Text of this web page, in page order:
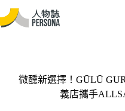
微醺新選擇！GŪLŪ
義店攜手